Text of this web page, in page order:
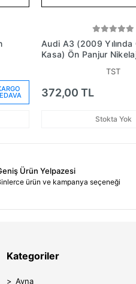
Audi A3 (2009 Yılında
Kasa) Ön Panjur
No: 8P0853651P1Qp)
TST
372,00 TL
Stokta Yok
Ürün Yelpazesi
ürün ve kampanya seçeneği
Kategoriler
Ayna